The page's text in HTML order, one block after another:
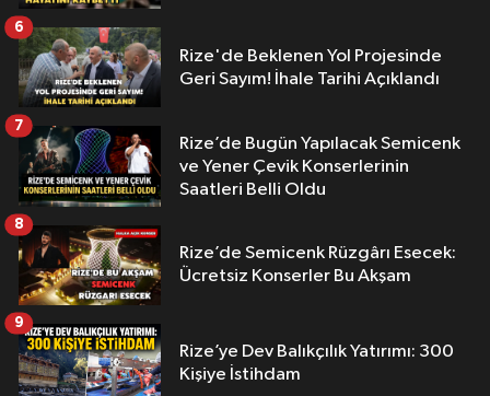
Rize'de Beklenen Yol Projesinde
Geri Sayım! İhale Tarihi Açıklandı
6
Rize’de Bugün Yapılacak Semicenk
ve Yener Çevik Konserlerinin
Saatleri Belli Oldu
7
Rize’de Semicenk Rüzgârı Esecek:
Ücretsiz Konserler Bu Akşam
8
Rize’ye Dev Balıkçılık Yatırımı: 300
Kişiye İstihdam
9